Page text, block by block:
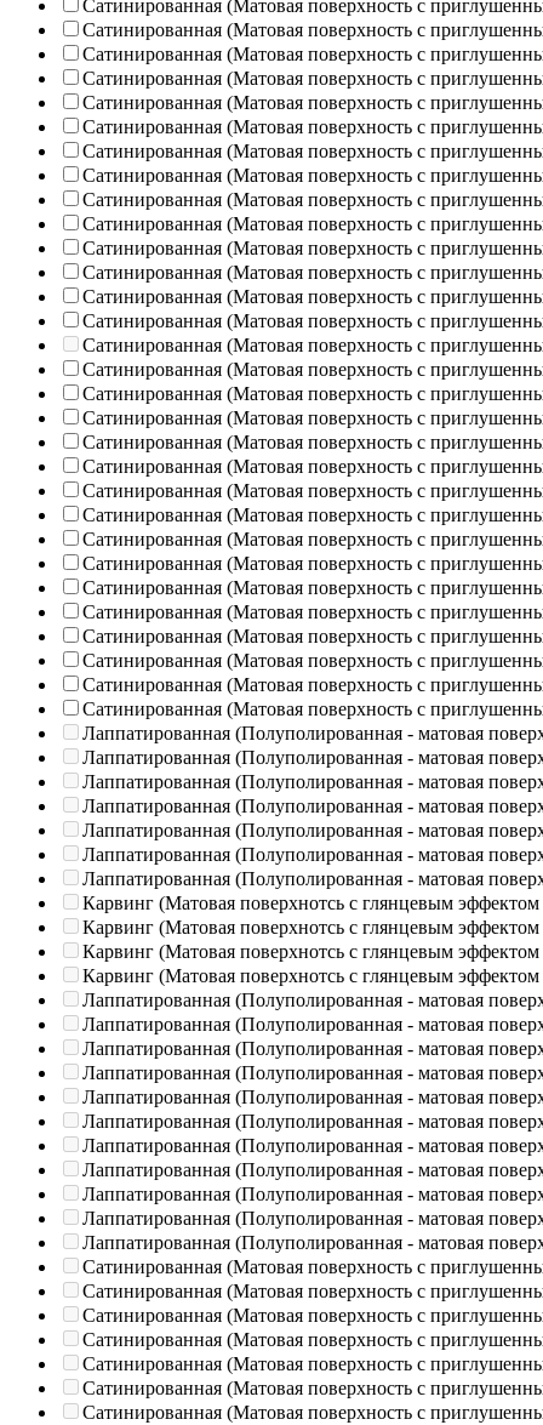
Сатинированная (Матовая поверхность с
Сатинированная (Матовая поверхность с
Сатинированная (Матовая поверхность с
Сатинированная (Матовая поверхность с
Сатинированная (Матовая поверхность с
Сатинированная (Матовая поверхность с
Сатинированная (Матовая поверхность с
Сатинированная (Матовая поверхность с
Сатинированная (Матовая поверхность с
Сатинированная (Матовая поверхность с
Сатинированная (Матовая поверхность с
Сатинированная (Матовая поверхность с
Сатинированная (Матовая поверхность с
Сатинированная (Матовая поверхность с
Сатинированная (Матовая поверхность с
Сатинированная (Матовая поверхность с
Сатинированная (Матовая поверхность с
Сатинированная (Матовая поверхность с
Сатинированная (Матовая поверхность с
Сатинированная (Матовая поверхность с
Сатинированная (Матовая поверхность с
Сатинированная (Матовая поверхность с
Сатинированная (Матовая поверхность с
Сатинированная (Матовая поверхность с
Сатинированная (Матовая поверхность с
Сатинированная (Матовая поверхность с
Сатинированная (Матовая поверхность с
Сатинированная (Матовая поверхность с
Сатинированная (Матовая поверхность с
Сатинированная (Матовая поверхность с
Лаппатированная (Полуполированная - матовая
Лаппатированная (Полуполированная - матовая
Лаппатированная (Полуполированная - матовая
Лаппатированная (Полуполированная - матовая
Лаппатированная (Полуполированная - матовая
Лаппатированная (Полуполированная - матовая
Лаппатированная (Полуполированная - матовая
Карвинг (Матовая поверхнотсь с глянцевым эффектом
Карвинг (Матовая поверхнотсь с глянцевым эффектом
Карвинг (Матовая поверхнотсь с глянцевым эффектом
Карвинг (Матовая поверхнотсь с глянцевым эффектом
Лаппатированная (Полуполированная - матовая
Лаппатированная (Полуполированная - матовая
Лаппатированная (Полуполированная - матовая
Лаппатированная (Полуполированная - матовая
Лаппатированная (Полуполированная - матовая
Лаппатированная (Полуполированная - матовая
Лаппатированная (Полуполированная - матовая
Лаппатированная (Полуполированная - матовая
Лаппатированная (Полуполированная - матовая
Лаппатированная (Полуполированная - матовая
Лаппатированная (Полуполированная - матовая
Сатинированная (Матовая поверхность с
Сатинированная (Матовая поверхность с
Сатинированная (Матовая поверхность с
Сатинированная (Матовая поверхность с
Сатинированная (Матовая поверхность с
Сатинированная (Матовая поверхность с
Сатинированная (Матовая поверхность с